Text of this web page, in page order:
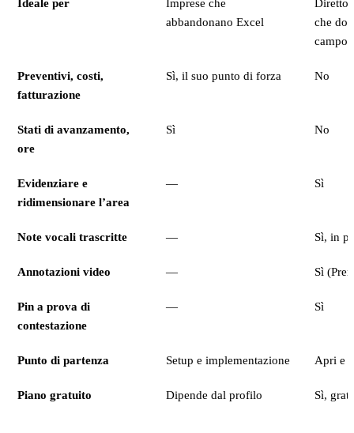
Ideale per
Imprese che
abbandonano Excel
che
campo
Preventivi, costi,
fatturazione
Sì, il suo punto di forza No
Stati di avanzamento,
ore
Sì No
Evidenziare e
ridimensionare l’area
— Sì
Note vocali trascritte — Sì, in
Annotazioni video — Sì
Pin a prova di
contestazione
— Sì
Punto di partenza Setup e implementazione Apri e
Piano gratuito Dipende dal profilo Sì,